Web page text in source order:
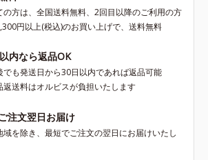
の方は、全国送料無料、2回目以降のご利用の方
円以上(税込)のお買い上げで、送料無料
内なら返品OK
でも発送日から30日以内であれば返品可能
送料はオルビスが負担いたします
注文翌日お届け
域を除き、最短でご注文の翌日にお届けいたし